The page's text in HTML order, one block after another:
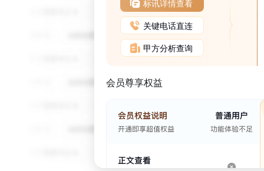
标讯详情查看
关键电话直连
甲方分析查询
会员尊享权益